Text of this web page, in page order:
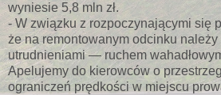
wyniesie 5,8 mln zł.
- W związku z rozpoczynającymi się
że na remontowanym odcinku
utrudnieniami — ruchem
Apelujemy do kierowców o
ograniczeń prędkości w miejscu